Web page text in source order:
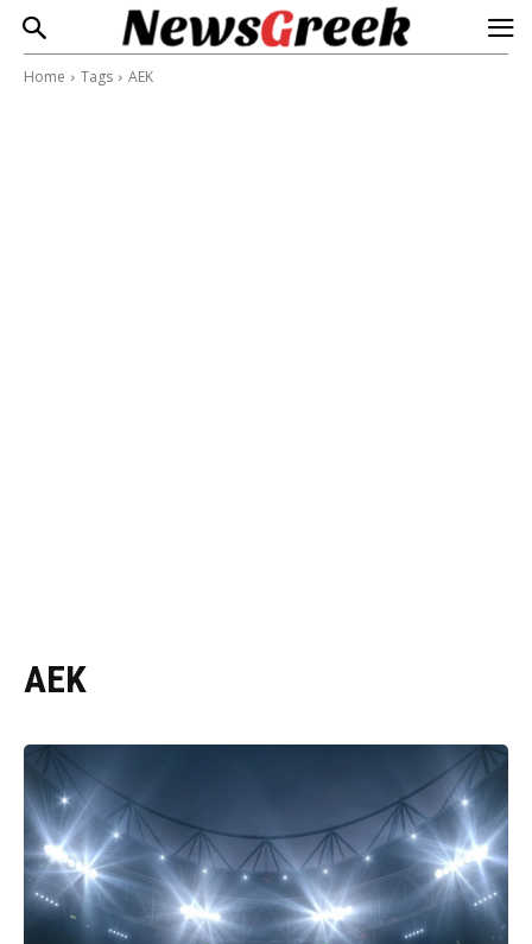
Home Tags ΑΕΚ
ΑΕΚ